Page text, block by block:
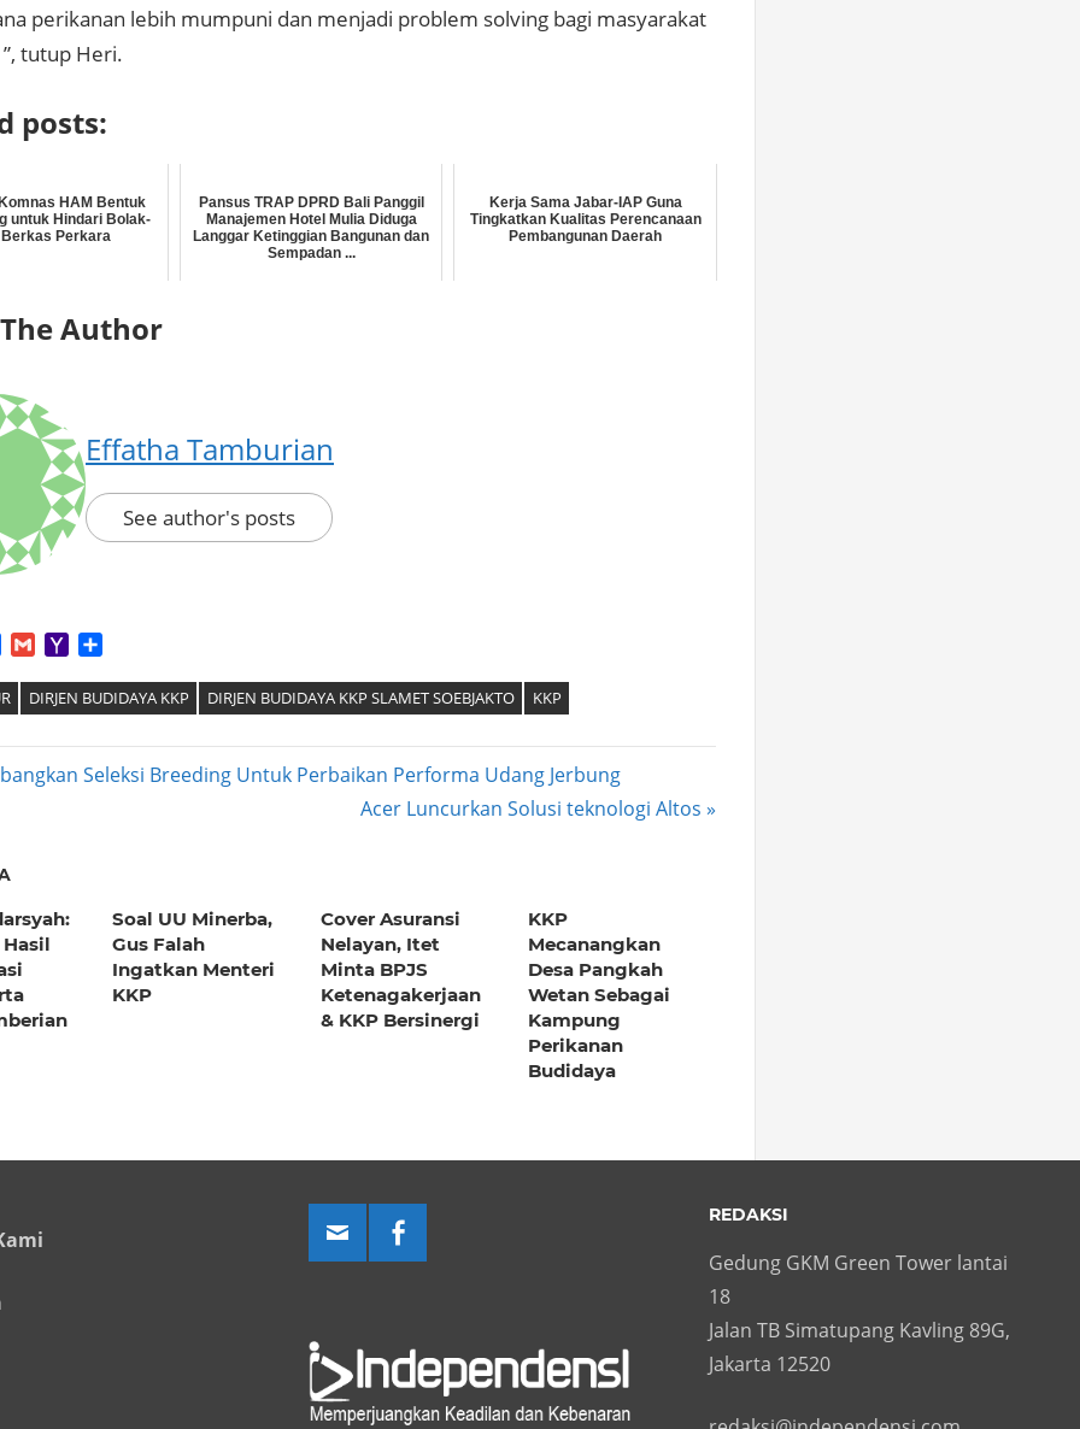
perikanan lebih mumpuni dan menjadi problem solving bagi masyarakat
tutup Heri.
posts:
HAM Bentuk
untuk Hindari Bolak-
Perkara
Pansus TRAP DPRD Bali Panggil
Manajemen Hotel Mulia Diduga
Langgar Ketinggian Bangunan dan
Sempadan ...
Kerja Sama Jabar-IAP Guna
Tingkatkan Kualitas Perencanaan
Pembangunan Daerah
Author
Effatha Tamburian
See author's posts
Facebook
GmailYahoo
DIRJEN BUDIDAYA KKP DIRJEN BUDIDAYA KKP SLAMET SOEBJAKTO KKP
Seleksi Breeding Untuk Perbaikan Performa Udang Jerbung
Next
Acer Luncurkan Solusi teknologi Altos
Soal UU Minerba,
Gus Falah
Ingatkan Menteri
KKP
Cover Asuransi
Nelayan, Itet
Minta BPJS
Ketenagakerjaan
& KKP Bersinergi
KKP
Mecanangkan
Desa Pangkah
Wetan Sebagai
Kampung
Perikanan
Budidaya
REDAKSI
Gedung GKM Green Tower lantai
18
Jalan TB Simatupang Kavling 89G,
Jakarta 12520